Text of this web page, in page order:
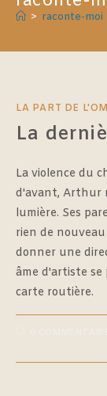
> raconte-
LA PART DE
La
La violence du
d'avant, Arthur
lumière. Ses
rien de nouveau
donner une
âme d'artiste se
carte routière.